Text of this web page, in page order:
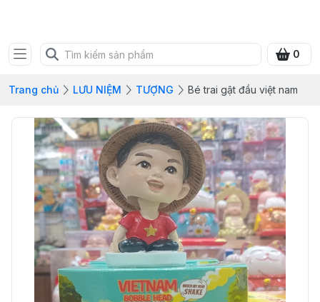
0
Trang chủ LƯU NIỆM TƯỢNG Bé trai gật đầu việt nam